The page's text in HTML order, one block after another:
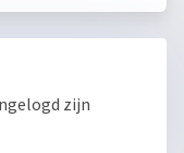
zijn